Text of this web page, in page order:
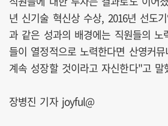
년 신기술 혁신상 수상, 2016년 선도
과 같은 성과의 배경에는 직원들의
들이 열정적으로 노력한다면 산영커
계속 성장할 것이라고 자신한다"고 말
장병진 기자 joyful@